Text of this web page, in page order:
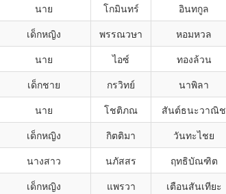
นาย โกมินทร์ อินทกูล
เด็กหญิง พรรณวษา หอมหวล
นาย ไอซ์ ทองล้วน
เด็กชาย กรวิทย์ นาพิลา
นาย โชติภณ สันต์ธนะวาณิช
เด็กหญิง กิตติมา วันทะไชย
นางสาว นภัสสร ฤทธิบัณฑิต
เด็กหญิง แพรวา เตือนสันเทียะ